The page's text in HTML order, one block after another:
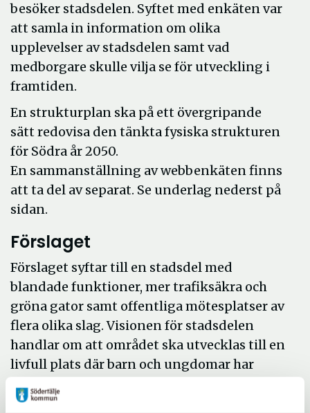
besöker stadsdelen. Syftet med enkäten var
att samla in information om olika
upplevelser av stadsdelen samt vad
medborgare skulle vilja se för utveckling i
framtiden.
En strukturplan ska på ett övergripande
sätt redovisa den tänkta fysiska strukturen
för Södra år 2050.
En sammanställning av webbenkäten finns
att ta del av separat. Se underlag nederst på
sidan.
Förslaget
Förslaget syftar till en stadsdel med
blandade funktioner, mer trafiksäkra och
gröna gator samt offentliga mötesplatser av
flera olika slag. Visionen för stadsdelen
handlar om att området ska utvecklas till en
livfull plats där barn och ungdomar har
möjlighet att växa med tydlig närvaro av
blåa och gröna inslag samt variation av